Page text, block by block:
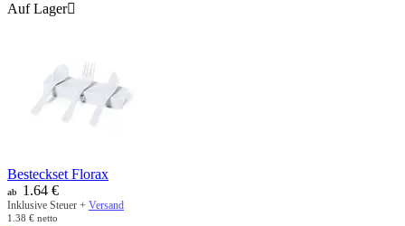
Auf Lager
Besteckset Florax
ab 1.64 €
Inklusive Steuer + Versand
1.38 € netto